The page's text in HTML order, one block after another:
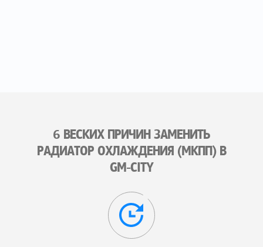
6 ВЕСКИХ ПРИЧИН ЗАМЕНИТЬ
РАДИАТОР ОХЛАЖДЕНИЯ (МКПП) В
GM-CITY